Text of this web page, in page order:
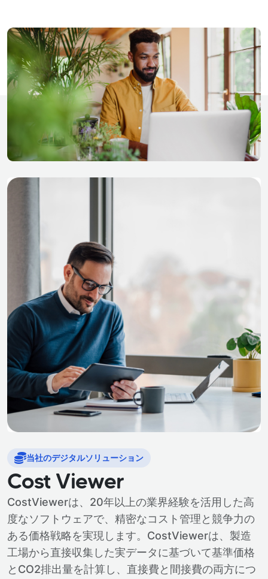
当社のデジタルソリューション
Cost Viewer
CostViewerは、20年以上の業界経験を活用した高
度なソフトウェアで、精密なコスト管理と競争力の
ある価格戦略を実現します。CostViewerは、製造
工場から直接収集した実データに基づいて基準価格
とCO2排出量を計算し、直接費と間接費の両方につ